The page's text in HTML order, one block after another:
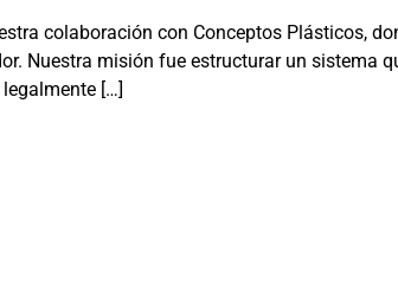
colaboración con Conceptos Plásticos,
Nuestra misión fue estructurar un sistema
[…]